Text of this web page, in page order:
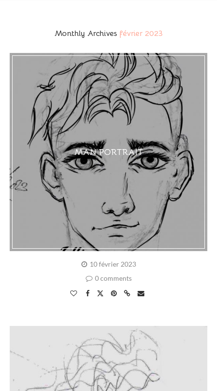
Monthly Archives février 2023
MAN PORTRAIT
10 février 2023
0 comments